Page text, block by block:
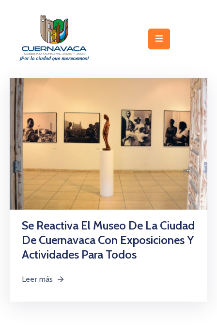
Gobierno
Turismo
Trámites
Servicios
Licitaciones
Transparencia
Directorio
Se Reactiva El Museo De La Ciudad
De Cuernavaca Con Exposiciones Y
Actividades Para Todos
Leer más